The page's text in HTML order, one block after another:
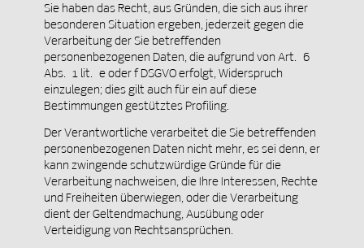
Sie haben das Recht, aus Gründen, die sich aus ihrer
besonderen Situation ergeben, jederzeit gegen die
Verarbeitung der Sie betreffenden
personenbezogenen Daten, die aufgrund von Art. 6
Abs. 1 lit. e oder f DSGVO erfolgt, Widerspruch
einzulegen; dies gilt auch für ein auf diese
Bestimmungen gestütztes Profiling.
Der Verantwortliche verarbeitet die Sie betreffenden
personenbezogenen Daten nicht mehr, es sei denn, er
kann zwingende schutzwürdige Gründe für die
Verarbeitung nachweisen, die Ihre Interessen, Rechte
und Freiheiten überwiegen, oder die Verarbeitung
dient der Geltendmachung, Ausübung oder
Verteidigung von Rechtsansprüchen.